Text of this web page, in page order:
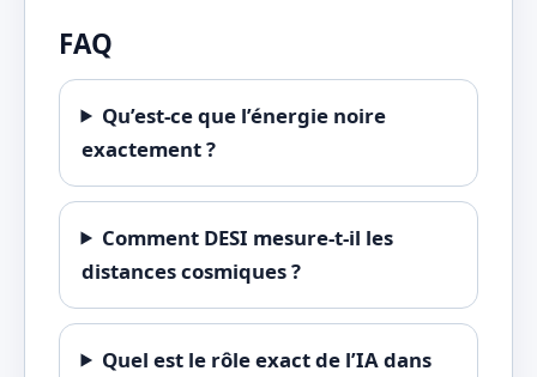
FAQ
Qu’est-ce que l’énergie noire
exactement ?
Comment DESI mesure-t-il les
distances cosmiques ?
Quel est le rôle exact de l’IA dans